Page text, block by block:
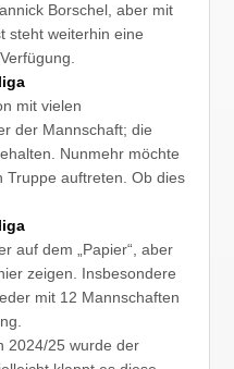
Borschel, aber mit
steht weiterhin eine
mit vielen
der Mannschaft; die
Nunmehr möchte
Truppe auftreten. Ob dies
auf dem „Papier“, aber
zeigen. Insbesondere
mit 12 Mannschaften
2024/25 wurde der